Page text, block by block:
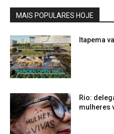
MAIS POPULARES HOJE
Itapema
Rio:
mulheres